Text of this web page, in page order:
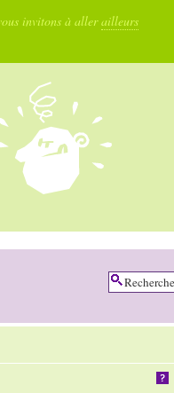
invitons à allerailleurs